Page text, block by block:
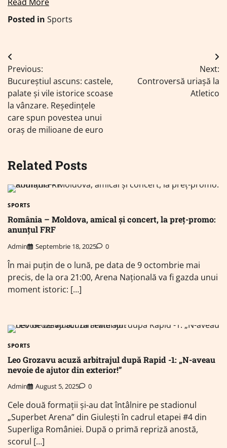
Posted in Sports
Navigare
în
articole
Previous:
Bucureștiul ascuns: castele,
palate și vile istorice scoase
la vânzare. Reședințele
care spun povestea unui
oraș de milioane de euro
Next:
Controversă uriașă la
Atletico
Related Posts
SPORTS
România – Moldova, amical și concert, la preț-promo:
anunțul FRF
Admin Septembrie 18, 2025 0
În mai puțin de o lună, pe data de 9 octombrie mai
precis, de la ora 21:00, Arena Naţională va fi gazda unui
moment istoric: […]
SPORTS
Leo Grozavu acuză arbitrajul după Rapid -1: „N-aveau
nevoie de ajutor din exterior!”
Admin August 5, 2025 0
Cele două formații și-au dat întâlnire pe stadionul
„Superbet Arena” din Giulești în cadrul etapei #4 din
Superliga României. După o primă repriză anostă,
scorul […]